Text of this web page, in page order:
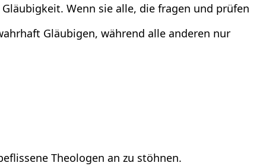
Wenn sie alle, die fragen und prüfen
Gläubigen, während alle anderen nur
Theologen an zu stöhnen.